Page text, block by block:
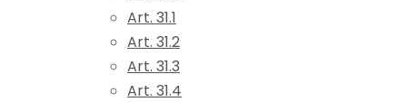
Art. 31.1
Art. 31.2
Art. 31.3
Art. 31.4